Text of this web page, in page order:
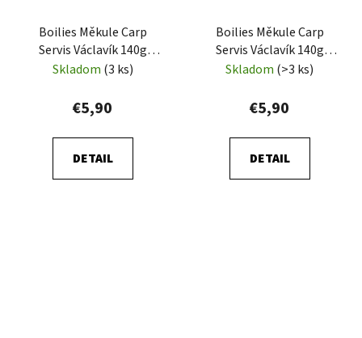
Boilies Měkule Carp
Servis Václavík 140g
Játra-Vanilka
Skladom (3 ks)
€5,90
DETAIL
Boilies Měkule Carp
Servis Václavík 140g
Anděl
Skladom (>3 ks)
€5,90
DETAIL